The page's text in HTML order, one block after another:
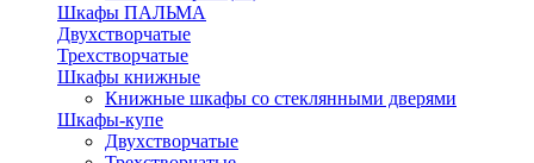
Шкафы ПАЛЬМА
Двухстворчатые
Трехстворчатые
Шкафы книжные
Книжные шкафы со стеклянными дверями
Шкафы-купе
Двухстворчатые